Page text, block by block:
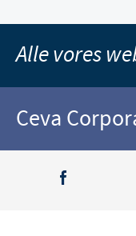
Alle vores
Ceva